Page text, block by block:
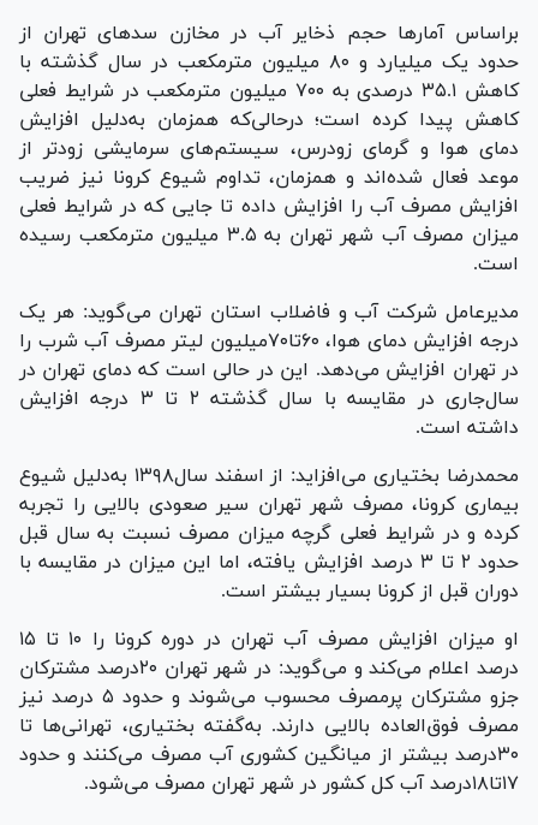
براساس آمار‌ها حجم ذخایر آب در مخازن سد‌های تهران از
حدود یک میلیارد و ۸۰ میلیون مترمکعب در سال گذشته با
کاهش ۳۵.۱ درصدی به ۷۰۰ میلیون مترمکعب در شرایط فعلی
کاهش پیدا کرده است؛ درحالی‌که همزمان به‌دلیل افزایش
دمای هوا و گرمای زودرس، سیستم‌های سرمایشی زودتر از
موعد فعال شده‌اند و همزمان، تداوم شیوع کرونا نیز ضریب
افزایش مصرف آب را افزایش داده تا جایی که در شرایط فعلی
میزان مصرف آب شهر تهران به ۳.۵ میلیون مترمکعب رسیده
است.
مدیرعامل شرکت آب و فاضلاب استان تهران می‌گوید: هر یک
درجه افزایش دمای هوا، ۶۰تا۷۰میلیون لیتر مصرف آب شرب را
در تهران افزایش می‌دهد. این در حالی است که دمای تهران در
سال‌جاری در مقایسه با سال گذشته ۲ تا ۳ درجه افزایش
داشته است.
محمدرضا بختیاری می‌افزاید: از اسفند سال۱۳۹۸ به‌دلیل شیوع
بیماری کرونا، مصرف شهر تهران سیر صعودی بالایی را تجربه
کرده و در شرایط فعلی گرچه میزان مصرف نسبت به سال قبل
حدود ۲ تا ۳ درصد افزایش یافته، اما این میزان در مقایسه با
دوران قبل از کرونا بسیار بیشتر است.
او میزان افزایش مصرف آب تهران در دوره کرونا را ۱۰ تا ۱۵
درصد اعلام می‌کند و می‌گوید: در شهر تهران ۲۰درصد مشترکان
جزو مشترکان پرمصرف محسوب می‌شوند و حدود ۵ درصد نیز
مصرف فوق‌العاده بالایی دارند. به‌گفته بختیاری، تهرانی‌ها تا
۳۰درصد بیشتر از میانگین کشوری آب مصرف می‌کنند و حدود
۱۷تا۱۸درصد آب کل کشور در شهر تهران مصرف می‌شود.